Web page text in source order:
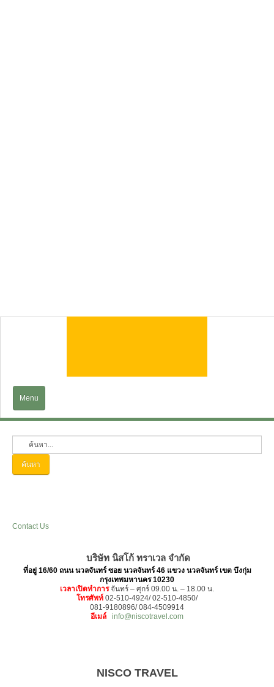
Menu
EXPLORE
Services
ค้นหา
Contact Us
บริษัท นิสโก้ ทราเวล จำกัด
ที่อยู่ 16/60 ถนน นวลจันทร์ ซอย นวลจันทร์ 46 แขวง นวลจันทร์ เขต บึงกุ่ม
กรุงเทพมหานคร 10230
เวลาเปิดทำการจันทร์ – ศุกร์ 09.00 น. – 18.00 น.
โทรศัพท์ 02-510-4924/ 02-510-4850/
081-9180896/ 084-4509914
อีเมล์
info@niscotravel.com
NISCO TRAVEL